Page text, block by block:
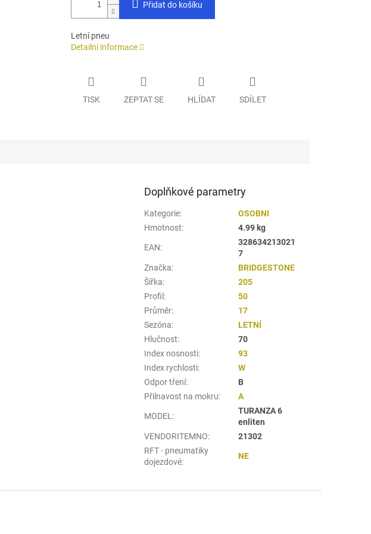
Přidat do košíku
Letní pneu
Detailní informace
TISK ZEPTAT SE HLÍDAT SDÍLET
Doplňkové parametry
Kategorie:
OSOBNI
Hmotnost: 4.99 kg
EAN:
328634213021
7
Značka:
BRIDGESTONE
Šířka:
205
Profil :
50
Průměr:
17
Sezóna:
LETNÍ
Hlučnost:
70
Index nosnosti:
93
Index rychlosti:
W
Odpor tření:
B
Přilnavost na mokru: A
MODEL :
TURANZA 6
enliten
VENDORITEMNO:
21302
RFT - pneumatiky
dojezdové:
NE